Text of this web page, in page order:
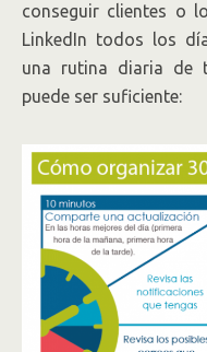
conseguir clientes o
LinkedIn todos los
una rutina diaria de
puede ser suficiente: